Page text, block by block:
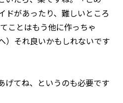
ドがあったり、難しいところ
ことはもう他に作っちゃ
）それ良いかもしれないです
げてね、というのも必要です